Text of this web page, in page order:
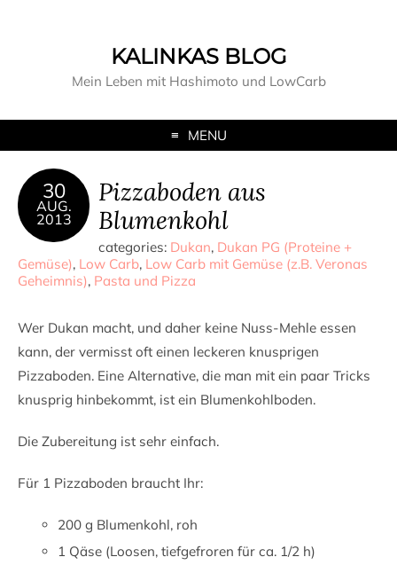
KALINKAS BLOG
Mein Leben mit Hashimoto und LowCarb
MENU
30
AUG.
2013
Pizzaboden aus
Blumenkohl
categories: Dukan, Dukan PG (Proteine +
Gemüse), Low Carb, Low Carb mit Gemüse (z.B. Veronas
Geheimnis), Pasta und Pizza
Wer Dukan macht, und daher keine Nuss-Mehle essen
kann, der vermisst oft einen leckeren knusprigen
Pizzaboden. Eine Alternative, die man mit ein paar Tricks
knusprig hinbekommt, ist ein Blumenkohlboden.
Die Zubereitung ist sehr einfach.
Für 1 Pizzaboden braucht Ihr:
200 g Blumenkohl, roh
1 Qäse (Loosen, tiefgefroren für ca. 1/2 h)